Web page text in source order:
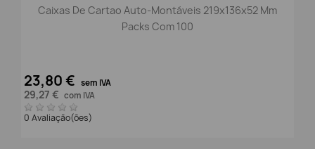
Caixas De Cartao Auto-Montáveis 219x136x52 Mm
Packs Com 100
23,80 € sem IVA
29,27 € com IVA
0 Avaliação(ões)